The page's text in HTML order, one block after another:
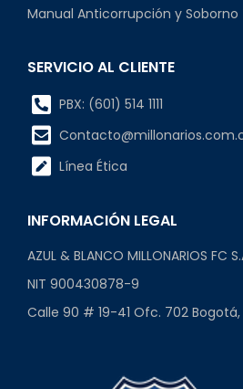
Manual Anticorrupción y Soborno
SERVICIO AL CLIENTE
PBX: (601) 514 1111
Línea Ética
INFORMACIÓN LEGAL
AZUL & BLANCO MILLONARIOS FC
NIT 900430878-9
Calle 90 # 19-41 Ofc. 702